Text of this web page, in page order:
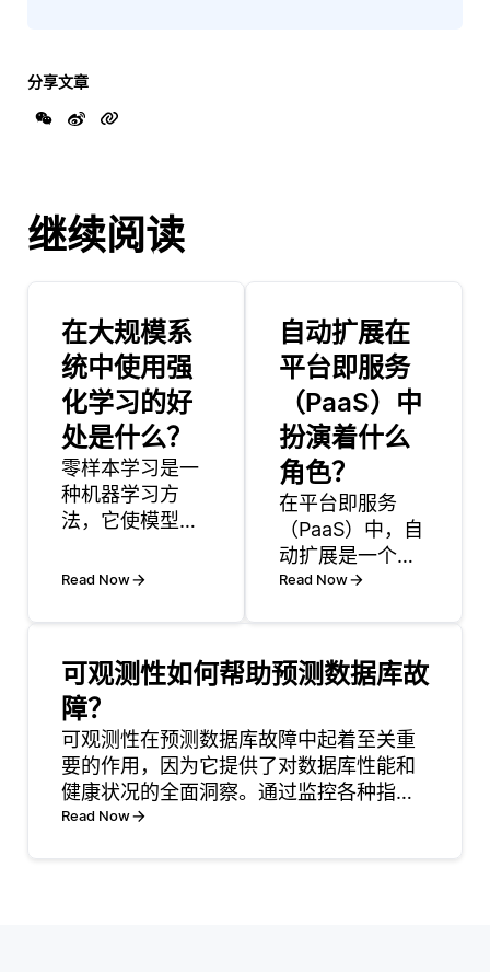
分享文章
继续阅读
在大规模系
统中使用强
化学习的好
处是什么？
零样本学习是一
种机器学习方
法，它使模型能
训练阶段从未见
念。当训练数据
收集每个可能类
别的示例不切实
际时，这种技术
特别有用。zero-
shot learning不
是仅仅依赖于标
Read Now
自动扩展在
平台即服务
（PaaS）中
扮演着什么
角色？
在平台即服务
（PaaS）中，自
动扩展是一个功
能，它可以根据
跃实例数量。这
意味着，如果工
例如，在高峰时
段有更多用户访
问应用程序——
Read Now
可观测性如何帮助预测数据库故
障？
可观测性在预测数据库故障中起着至关重
要的作用，因为它提供了对数据库性能和
健康状况的全面洞察。通过监控各种指
标、日志和追踪信息，开发人员可以更清
Read Now